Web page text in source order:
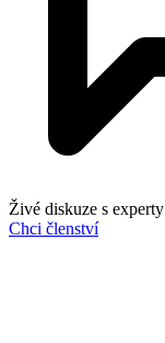
Živé diskuze s experty
Chci členství